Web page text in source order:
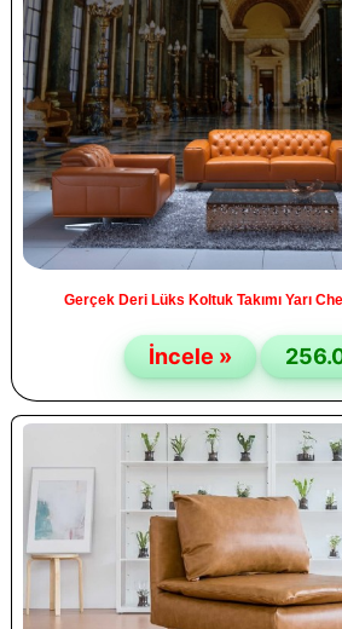
Gerçek Deri Lüks Koltuk Takımı Yarı
İncele »